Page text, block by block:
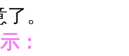
。
：